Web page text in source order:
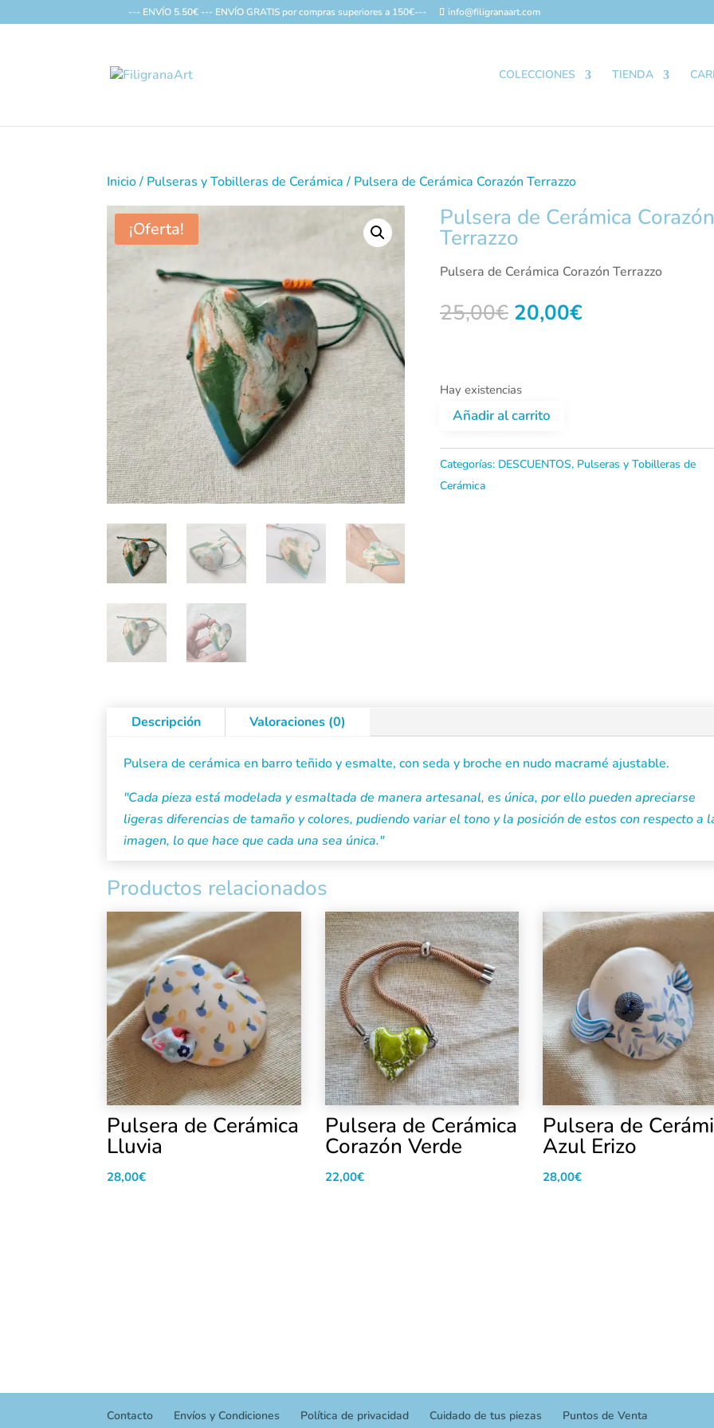
--- ENVÍO 5.50€ --- ENVÍO GRATIS por compras superiores a 150€--- info@filigranaart.com
COLECCIONES TIENDA
Inicio/ Pulseras y Tobilleras de Cerámica / Pulsera de Cerámica Corazón Terrazzo
¡Oferta! Pulsera de Cerámica Corazón
Terrazzo
25,00€ El
25,00€.
20,00€El
Pulsera de Cerámica Corazón Terrazzo
Hay existencias
de
Cerámica
Añadir al carrito
Categorías: DESCUENTOS, Pulseras y Tobilleras de
Cerámica
Descripción Valoraciones (0)
Pulsera de cerámica en barro teñido y esmalte, con seda y broche en nudo macramé ajustable.
"Cada pieza está modelada y esmaltada de manera artesanal, es única, por ello pueden apreciarse
ligeras diferencias de tamaño y colores, pudiendo variar el tono y la posición de estos con respecto a
imagen, lo que hace que cada una sea única."
Productos relacionados
Pulsera de Cerámica
Lluvia
28,00€
Pulsera de Cerámica
Corazón Verde
22,00€
Pulsera de
Azul Erizo
28,00€
Contacto Envíos y Condiciones Política de privacidad Cuidado de tus piezas Puntos de Venta